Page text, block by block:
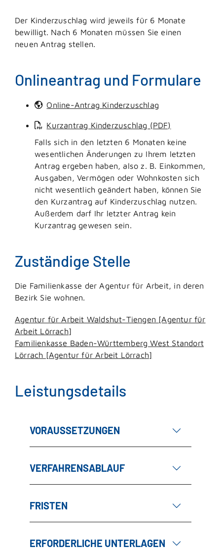
Der Kinderzuschlag wird jeweils für 6 Monate
bewilligt. Nach 6 Monaten müssen Sie einen
neuen Antrag stellen.
Onlineantrag und Formulare
Online-Antrag Kinderzuschlag
Kurzantrag Kinderzuschlag (PDF)
Falls sich in den letzten 6 Monaten keine
wesentlichen Änderungen zu Ihrem letzten
Antrag ergeben haben, also z. B. Einkommen,
Ausgaben, Vermögen oder Wohnkosten sich
nicht wesentlich geändert haben, können Sie
den Kurzantrag auf Kinderzuschlag nutzen.
Außerdem darf Ihr letzter Antrag kein
Kurzantrag gewesen sein.
Zuständige Stelle
Die Familienkasse der Agentur für Arbeit, in deren
Bezirk Sie wohnen.
Agentur für Arbeit Waldshut-Tiengen [Agentur für
Arbeit Lörrach]
Familienkasse Baden-Württemberg West Standort
Lörrach [Agentur für Arbeit Lörrach]
Leistungsdetails
VORAUSSETZUNGEN
VERFAHRENSABLAUF
FRISTEN
ERFORDERLICHE UNTERLAGEN